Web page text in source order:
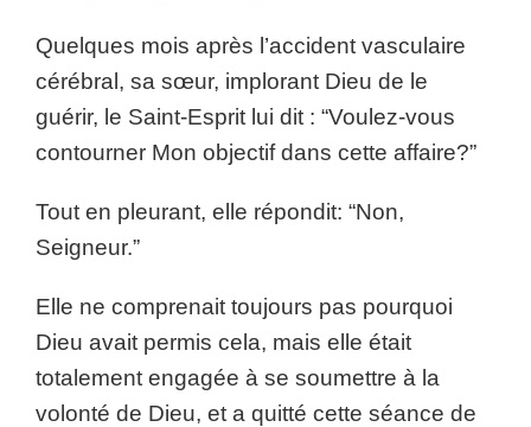
Quelques mois après l’accident vasculaire
cérébral, sa sœur, implorant Dieu de le
guérir, le Saint-Esprit lui dit : “Voulez-vous
contourner Mon objectif dans cette affaire?”
Tout en pleurant, elle répondit: “Non,
Seigneur.”
Elle ne comprenait toujours pas pourquoi
Dieu avait permis cela, mais elle était
totalement engagée à se soumettre à la
volonté de Dieu, et a quitté cette séance de